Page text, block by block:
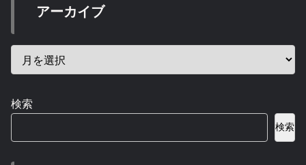
アーカイブ
検索
検索